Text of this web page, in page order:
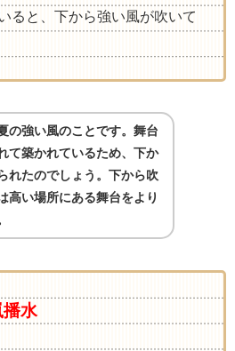
ると、下から強い風が吹いて
の強い風のことです。舞台
て築かれているため、下か
れたのでしょう。下から吹
高い場所にある舞台をより
播水